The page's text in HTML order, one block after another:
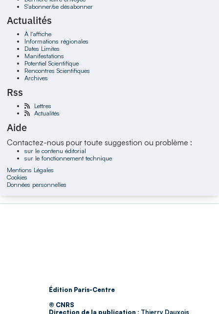
S'abonner/se désabonner
Actualités
À l'affiche
Informations régionales
Dates Limites
Manifestations
Potentiel Scientifique
Rencontres Scientifiques
Archives
Rss
Lettres
Actualités
Aide
Contactez-nous pour toute suggestion ou problème :
sur le contenu éditorial
sur le fonctionnement technique
Mentions Légales
Cookies
Données personnelles
Édition Paris-Centre
© CNRS
Direction de la publication : Thierry Dauxois